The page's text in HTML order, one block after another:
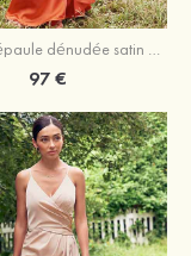
Fourreau épaule dénudée satin extensible ras du sol robe de demoiselle d'honneur
97 €